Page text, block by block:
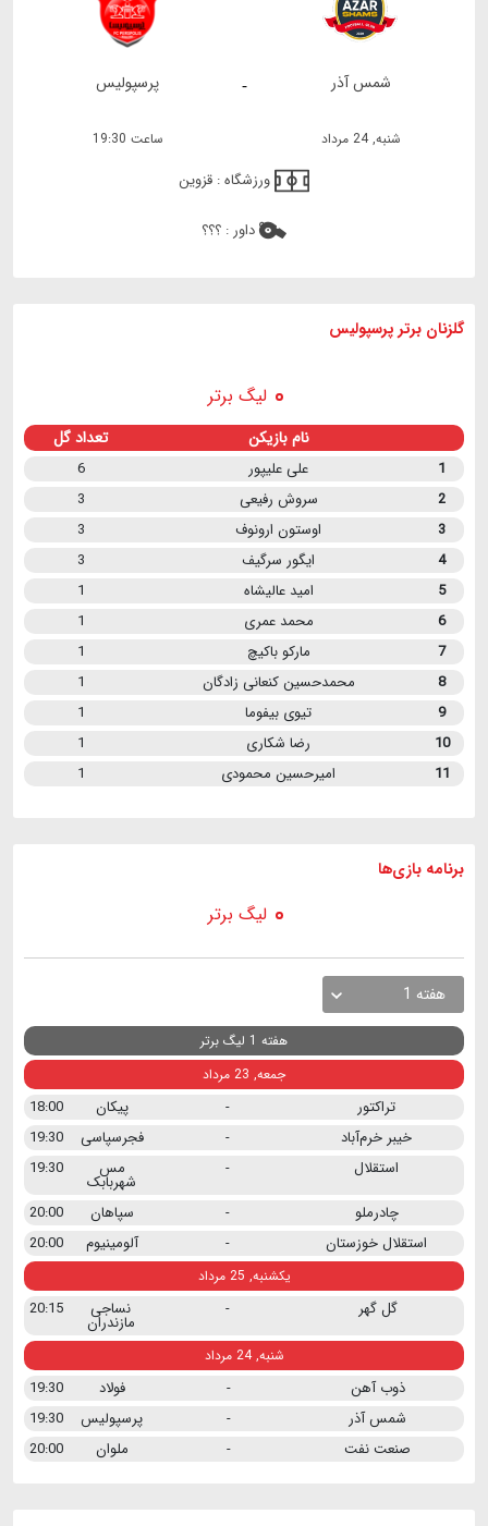
- شمس آذر پرسپولیس
شنبه, 24 مرداد ساعت 19:30
ورزشگاه : قزوین
داور : ؟؟؟
گلزنان برتر پرسپولیس
لیگ برتر
نام بازیکن تعداد گل
1 علی علیپور
6
2
سروش رفیعی
3
3
اوستون ارونوف
3
4
ایگور سرگیف
3
5
امید عالیشاه
1
6
محمد عمری
1
7
مارکو باکیچ
1
8
محمدحسین کنعانی زادگان
1
9
تیوی بیفوما
1
10
رضا شکاری
1
11
امیرحسین محمودی 1
برنامه بازی ها
لیگ برتر
هفته 1
هفته 1 لیگ برتر
جمعه, 23 مرداد
تراکتور - پیکان
18:00
خیبر خرم‌آباد
- فجرسپاسی
19:30
استقلال
- مس
شهربابک
19:30
چادرملو
- سپاهان
20:00
استقلال خوزستان
- آلومینیوم 20:00
یکشنبه, 25 مرداد
گل گهر - نساجی
مازندران
20:15
شنبه, 24 مرداد
ذوب آهن - فولاد
19:30
شمس آذر
- پرسپولیس
19:30
صنعت نفت
- ملوان 20:00